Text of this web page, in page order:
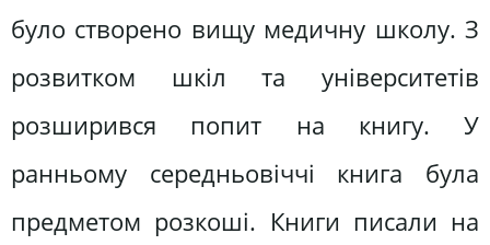
було створено вищу медичну школу. З
розвитком шкіл та університетів
розширився попит на книгу. У
ранньому середньовіччі книга була
предметом розкоші. Книги писали на